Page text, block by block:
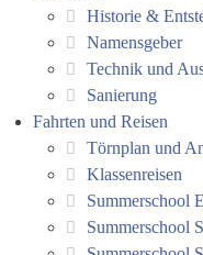
Historie &
Namensgeber
Technik und
Sanierung
Fahrten und Reisen
Törnplan und
Klassenreisen
Summerschool
Summerschool